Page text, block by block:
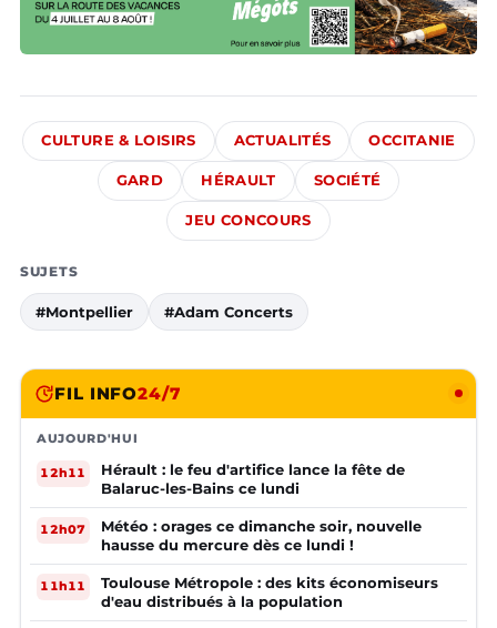
CULTURE & LOISIRS ACTUALITÉS OCCITANIE
GARD HÉRAULT SOCIÉTÉ
JEU CONCOURS
SUJETS
#Montpellier #Adam Concerts
FIL INFO24/7
AUJOURD'HUI
12h11
Hérault : le feu d'artifice lance la fête de
Balaruc-les-Bains ce lundi
12h07
Météo : orages ce dimanche soir, nouvelle
hausse du mercure dès ce lundi !
11h11
Toulouse Métropole : des kits économiseurs
d'eau distribués à la population